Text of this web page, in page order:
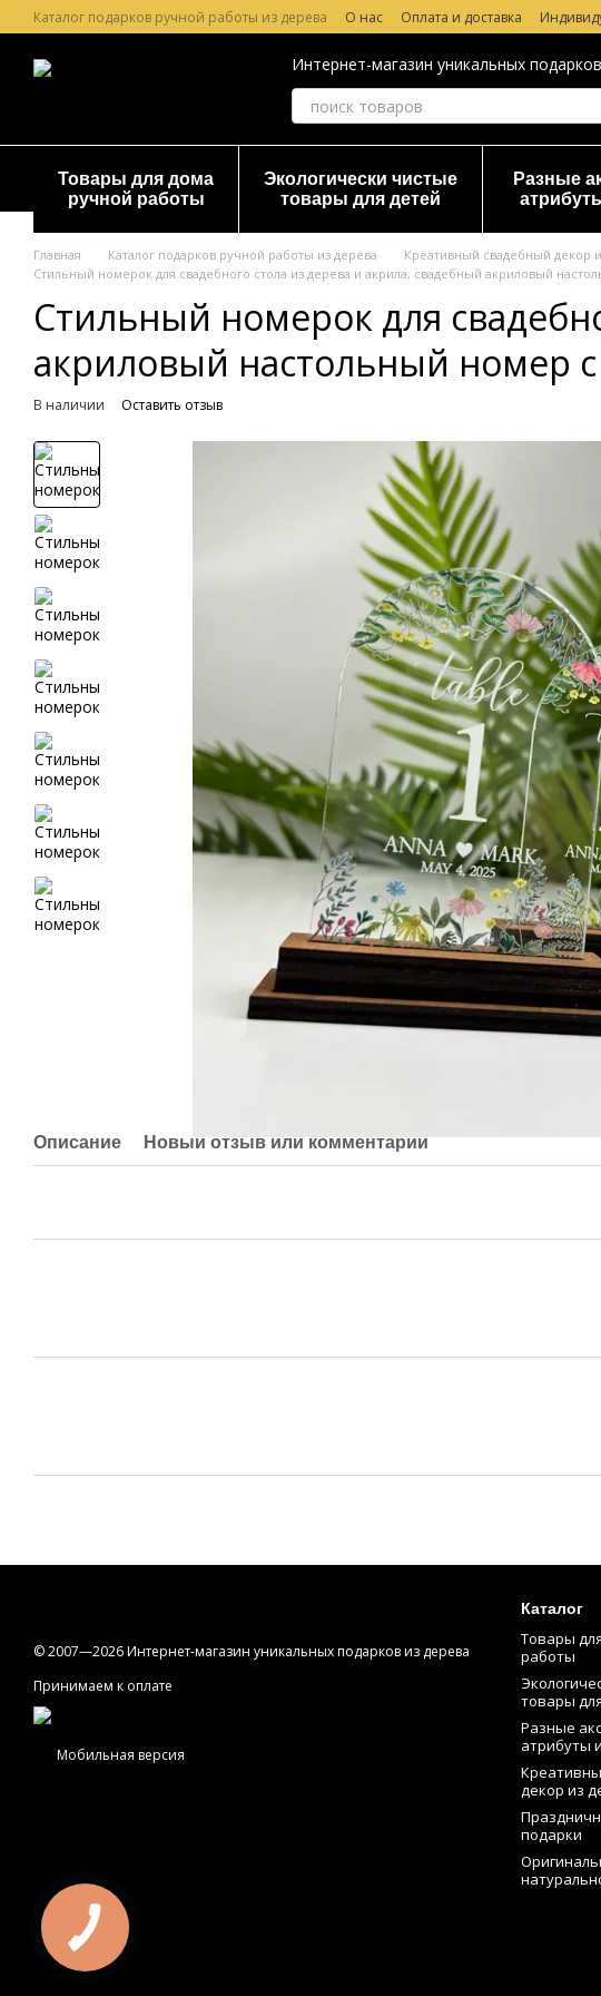
Перейти к основному контенту
Каталог подарков ручной работы из дерева О нас Оплата и доставка
Лазерная гравировка по дереву
Гарантия и Возврат Отзывы о магазине
Интернет-магазин уникальных
Товары для дома
ручной работы
Экологически чистые
товары для детей
Разные
Главная Каталог подарков ручной работы из дерева Креативный свадебный декор
Стильный номерок для свадебного стола из дерева и акрила, свадебный акриловый
Стильный номерок для
акриловый настольный номер
В наличии Оставить отзыв
Описание Новый отзыв или комментарий
© 2007—2026 Интернет-магазин уникальных подарков из дерева
Принимаем к оплате
Мобильная версия
Каталог
Товары
работы
товары
Разные
атрибуты
декор из
подарки